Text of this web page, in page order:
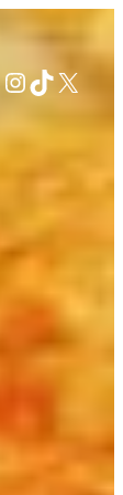
Instagram
TikTok
X